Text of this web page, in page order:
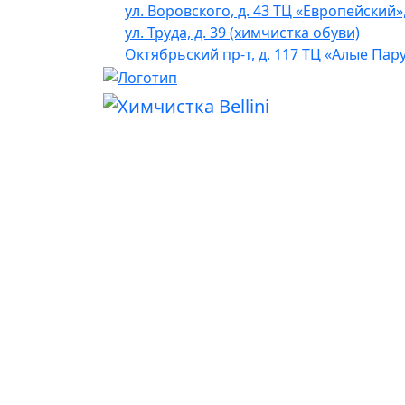
ул. Воровского, д. 43 ТЦ
ул. Труда, д. 39 (химчистка обуви)
Октябрьский пр-т, д. 117 ТЦ «Алые